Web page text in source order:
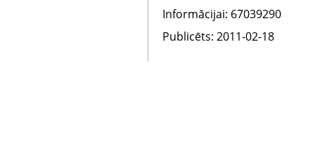
Informācijai: 67039290
Publicēts: 2011-02-18